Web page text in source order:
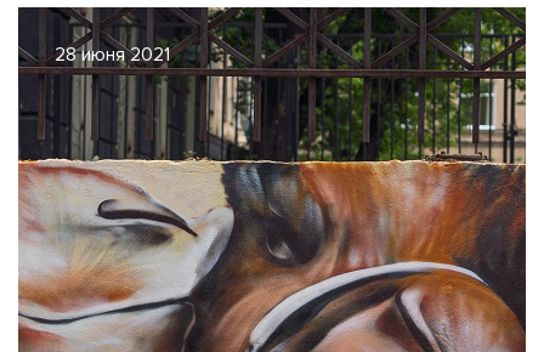
28 июня 2021